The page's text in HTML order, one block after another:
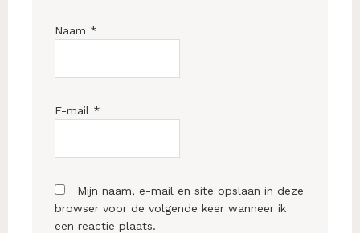
Naam *
E-mail *
Mijn naam, e-mail en site opslaan in deze
browser voor de volgende keer wanneer ik
een reactie plaats.